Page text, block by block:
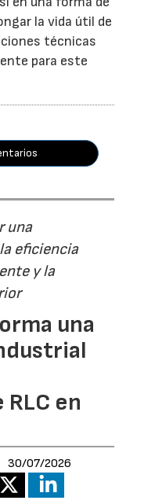
la vida útil de
técnicas
para este
una
eficiencia
y la
una
en
30/07/2026